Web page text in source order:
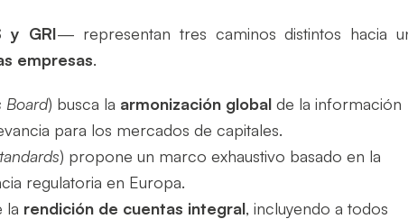
y GRI— representan tres caminos distintos hacia
empresas.
Board) busca la armonización global de la información
para los mercados de capitales.
) propone un marco exhaustivo basado en la
regulatoria en Europa.
la rendición de cuentas integral, incluyendo a todos